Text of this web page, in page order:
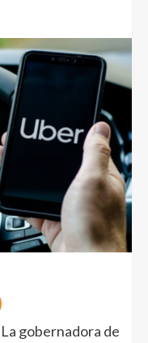
gobernadora de